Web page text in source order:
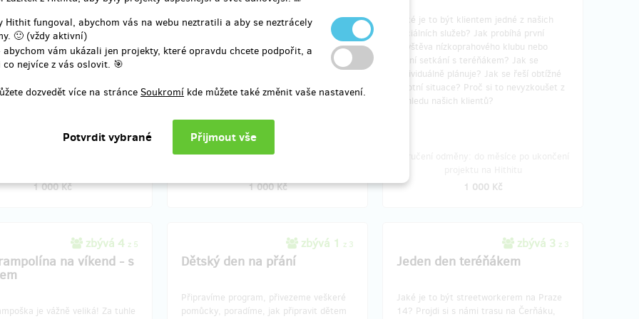
fungoval, abychom vás na webu neztratili a aby se neztrácely
🙂 (vždy aktivní)
vám ukázali jen projekty, které opravdu chcete podpořit, a
nejvíce z vás oslovit. 🎯
dozvedět více na stránce Soukromí kde můžete také změnit vaše nastavení.
na Čerňáku máme krásné
které jsou pro oslavy
perfektní.
1 000 Kč
Ideální prostory pro dětské mejdany jsou
i na Vinohradech.
Doručení odměny: do měsíce po ukončení
1 000 Kč
Jaké je to být klientem jedné z našich
sociálních služeb? Jak probíhá první
návštěva nízkoprahového klubu nebo
první setkání s teréňákem? Jak se
individuálně plánuje? Jak se řeší obtížné
životní situace? Proč si to nevyzkoušet z
pohledu našich klientů?
1 000 Kč
zbývá 4 z 5
na víkend - s
je vážně veliká! Za tuhle
zbývá 1 z 3
Dětský den na přání
Připravíme program, přivezeme veškeré
pomůcky, poradíme, jak připravit dětem
zbývá 3 z 3
Jeden den teréňákem
Jaké je to být streetworkerem na Praze
14? Projdi si s námi trasu na Čerňáku,